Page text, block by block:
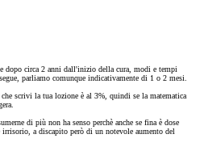
dopo circa 2 anni dall'inizio della cura, modi e tempi
parliamo comunque indicativamente di 1 o 2 mesi.
scrivi la tua lozione è al 3%, quindi se la matematica
di più non ha senso perchè anche se fina è dose
irrisorio, a discapito però di un notevole aumento del